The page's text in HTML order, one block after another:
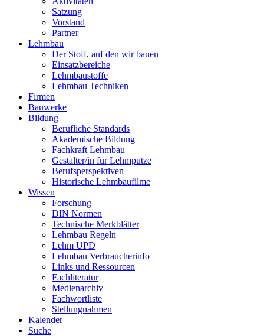
Satzung
Vorstand
Partner
Lehmbau
Der Stoff, auf den wir bauen
Einsatzbereiche
Lehmbaustoffe
Lehmbau Techniken
Firmen
Bauwerke
Bildung
Berufliche Standards
Akademische Bildung
Fachkraft Lehmbau
Gestalter/in für Lehmputze
Berufsperspektiven
Historische Lehmbaufilme
Wissen
Forschung
DIN Normen
Technische Merkblätter
Lehmbau Regeln
Lehm UPD
Lehmbau Verbraucherinfo
Links und Ressourcen
Fachliteratur
Medienarchiv
Fachwortliste
Stellungnahmen
Kalender
Suche